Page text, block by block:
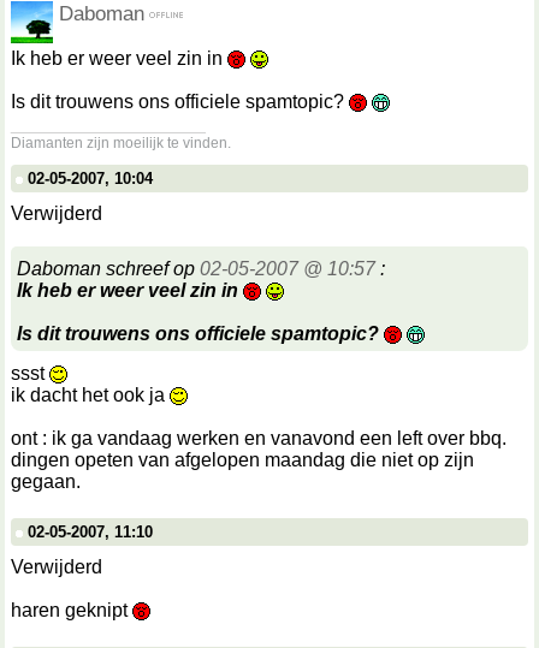
Daboman
Ik heb er weer veel zin in
Is dit trouwens ons officiele spamtopic?
Diamanten zijn moeilijk te vinden.
02-05-2007, 10:04
Verwijderd
Daboman schreef op 02-05-2007 @ 10:57:
Ik heb er weer veel zin in
Is dit trouwens ons officiele spamtopic?
ssst
ik dacht het ook ja
ont : ik ga vandaag werken en vanavond een left over bbq.
dingen opeten van afgelopen maandag die niet op zijn
gegaan.
02-05-2007, 11:10
Verwijderd
haren geknipt